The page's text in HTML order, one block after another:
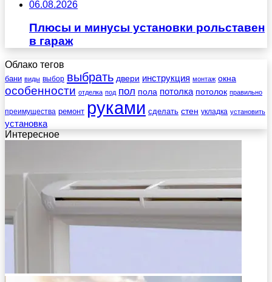
06.08.2026
Плюсы и минусы установки рольставен
в гараж
Облако тегов
бани виды выбор выбрать двери инструкция монтаж окна
особенности отделка под пол пола потолка потолок правильно
преимущества ремонт руками сделать стен укладка установить
установка
Интересное